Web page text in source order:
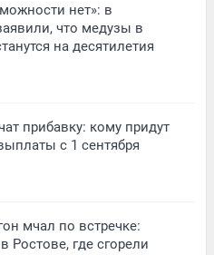
нет»: в
что медузы в
на десятилетия
прибавку: кому придут
с 1 сентября
мчал по встречке:
Ростове, где сгорели